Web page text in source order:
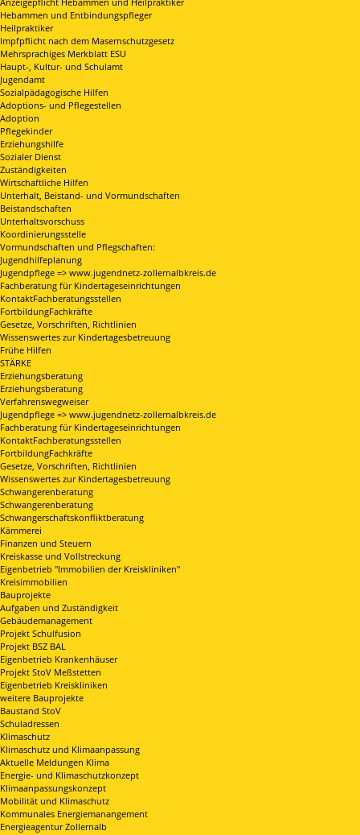
Hebammen und Entbindungspfleger
Heilpraktiker
Impfpflicht nach dem Masernschutzgesetz
Mehrsprachiges Merkblatt ESU
Haupt-, Kultur- und Schulamt
Jugendamt
Sozialpädagogische Hilfen
Adoptions- und Pflegestellen
Adoption
Pflegekinder
Erziehungshilfe
Sozialer Dienst
Zuständigkeiten
Wirtschaftliche Hilfen
Unterhalt, Beistand- und Vormundschaften
Beistandschaften
Unterhaltsvorschuss
Koordinierungsstelle
Vormundschaften und Pflegschaften:
Jugendhilfeplanung
Jugendpflege => www.jugendnetz-zollernalbkreis.de
Fachberatung für Kindertageseinrichtungen
KontaktFachberatungsstellen
FortbildungFachkräfte
Gesetze, Vorschriften, Richtlinien
Wissenswertes zur Kindertagesbetreuung
Frühe Hilfen
STÄRKE
Erziehungsberatung
Erziehungsberatung
Verfahrenswegweiser
Jugendpflege => www.jugendnetz-zollernalbkreis.de
Fachberatung für Kindertageseinrichtungen
KontaktFachberatungsstellen
FortbildungFachkräfte
Gesetze, Vorschriften, Richtlinien
Wissenswertes zur Kindertagesbetreuung
Schwangerenberatung
Schwangerenberatung
Schwangerschaftskonfliktberatung
Kämmerei
Finanzen und Steuern
Kreiskasse und Vollstreckung
Eigenbetrieb "Immobilien der Kreiskliniken"
Kreisimmobilien
Bauprojekte
Aufgaben und Zuständigkeit
Gebäudemanagement
Projekt Schulfusion
Projekt BSZ BAL
Eigenbetrieb Krankenhäuser
Projekt StoV Meßstetten
Eigenbetrieb Kreiskliniken
weitere Bauprojekte
Baustand StoV
Schuladressen
Klimaschutz
Klimaschutz und Klimaanpassung
Aktuelle Meldungen Klima
Energie- und Klimaschutzkonzept
Klimaanpassungskonzept
Mobilität und Klimaschutz
Kommunales Energiemanangement
Energieagentur Zollernalb